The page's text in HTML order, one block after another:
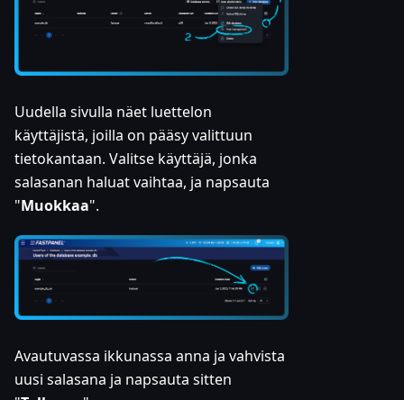
Uudella sivulla näet luettelon
käyttäjistä, joilla on pääsy valittuun
tietokantaan. Valitse käyttäjä, jonka
salasanan haluat vaihtaa, ja napsauta
"Muokkaa".
Avautuvassa ikkunassa anna ja vahvista
uusi salasana ja napsauta sitten